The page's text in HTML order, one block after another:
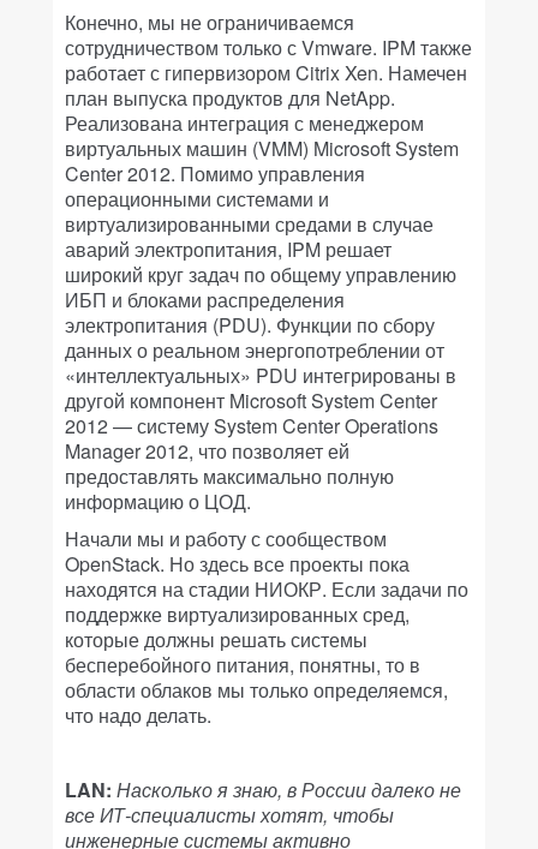
Конечно, мы не ограничиваемся
сотрудничеством только с Vmware. IPM также
работает с гипервизором Citrix Xen. Намечен
план выпуска продуктов для NetApp.
Реализована интеграция с менеджером
виртуальных машин (VMM) Microsoft System
Center 2012. Помимо управления
операционными системами и
виртуализированными средами в случае
аварий электропитания, IPM решает
широкий круг задач по общему управлению
ИБП и блоками распределения
электропитания (PDU). Функции по сбору
данных о реальном энергопотреблении от
«интеллектуальных» PDU интегрированы в
другой компонент Microsoft System Center
2012 — систему System Center Operations
Manager 2012, что позволяет ей
предоставлять максимально полную
информацию о ЦОД.
Начали мы и работу с сообществом
OpenStack. Но здесь все проекты пока
находятся на стадии НИОКР. Если задачи по
поддержке виртуализированных сред,
которые должны решать системы
бесперебойного питания, понятны, то в
области облаков мы только определяемся,
что надо делать.
LAN: Насколько я знаю, в России далеко не
все ИТ-специалисты хотят, чтобы
инженерные системы активно